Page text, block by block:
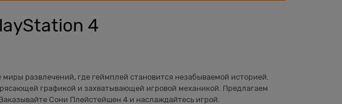
4
развлечений, где геймплей становится незабываемой историей.
графикой и захватывающей игровой механикой. Предлагаем
Сони Плейстейшен 4 и наслаждайтесь игрой.